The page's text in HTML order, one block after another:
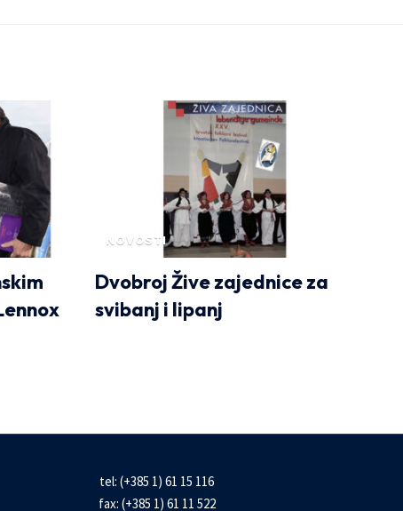
NOVOSTI
Dvobroj Žive zajednice za
svibanj i lipanj
tel: (+385 1) 61 15 116
fax: (+385 1) 61 11 522